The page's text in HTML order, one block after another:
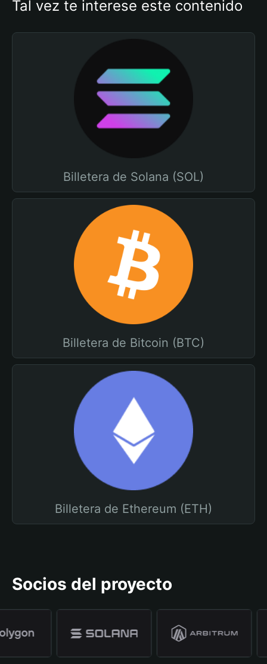
Tal vez te interese este contenido
Billetera de Solana (SOL)
Billetera de Bitcoin (BTC)
Billetera de Ethereum (ETH)
Socios del proyecto